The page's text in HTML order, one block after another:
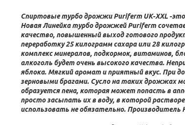
Спиртовые турбо дрожжи Puriferm UK-XXL -
Новая Линейка турбо дрожжей Puriferm
качество, повышенный выход готового
переработку 25 килограмм сахара или 28
комплекс минералов, подкормок, витаминов,
алкоголь будет очень высокого качества.
яблока. Мягкий аромат и приятный вкус. При
зерновыми брагами. Сусло на таких дрожжах
образуется пена, которая может попасть в
просто засыпать их в воду, в которой
использовать не обязательно. Производитель